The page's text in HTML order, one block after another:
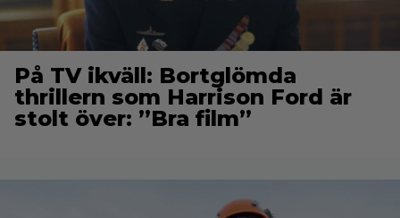
På TV ikväll: Bortglömda
thrillern som Harrison Ford är
stolt över: ”Bra film”